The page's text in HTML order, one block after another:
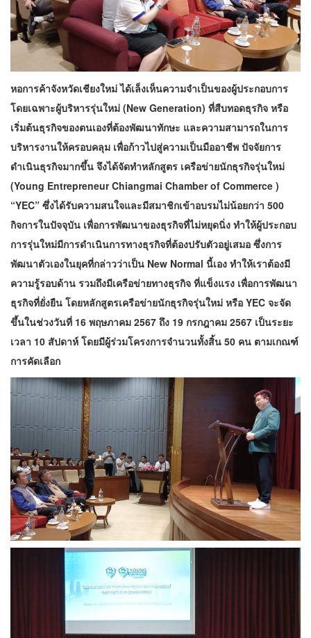
หอการค้าจังหวัดเชียงใหม่ ได้เล็งเห็นความจำเป็นของผู้ประกอบการ
โดยเฉพาะผู้บริหารรุ่นใหม่ (New Generation) ที่สืบทอดธุรกิจ หรือ
เริ่มต้นธุรกิจของตนเองที่ต้องพัฒนาทักษะ และความสามารถในการ
บริหารงานให้ครอบคลุม เพื่อก้าวไปสู่ความเป็นมืออาชีพ ปัจจัยการ
ดำเนินธุรกิจมากขึ้น จึงได้จัดทำหลักสูตร เครือข่ายนักธุรกิจรุ่นใหม่
(Young Entrepreneur Chiangmai Chamber of Commerce )
“YEC” ซึ่งได้รับความสนใจและมีสมาชิกเข้าอบรมไม่น้อยกว่า 500
กิจการในปัจจุบัน เพื่อการพัฒนาของธุรกิจที่ไม่หยุดนิ่ง ทำให้ผู้ประกอบ
การรุ่นใหม่มีการดำเนินการทางธุรกิจที่ต้องปรับตัวอยู่เสมอ ซึ่งการ
พัฒนาตัวเองในยุคที่กล่าวว่าเป็น New Normal นี้เอง ทำให้เราต้องมี
ความรู้รอบด้าน รวมถึงมีเครือข่ายทางธุรกิจ ที่แข็งแรง เพื่อการพัฒนา
ธุรกิจที่ยั่งยืน โดยหลักสูตรเครือข่ายนักธุรกิจรุ่นใหม่ หรือ YEC จะจัด
ขึ้นในช่วงวันที่ 16 พฤษภาคม 2567 ถึง 19 กรกฎาคม 2567 เป็นระยะ
เวลา 10 สัปดาห์ โดยมีผู้ร่วมโครงการจำนวนทั้งสิ้น 50 คน ตามเกณฑ์
การคัดเลือก